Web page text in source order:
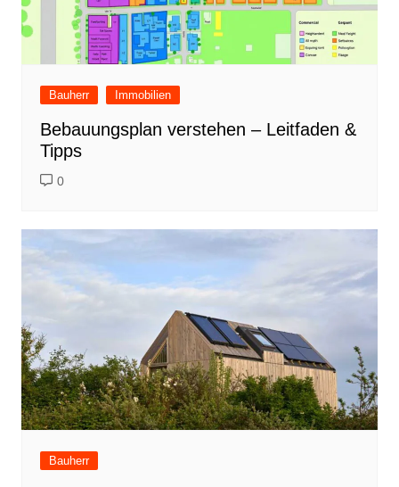
Bauherr Immobilien
Bebauungsplan verstehen – Leitfaden &
Tipps
0
Bauherr